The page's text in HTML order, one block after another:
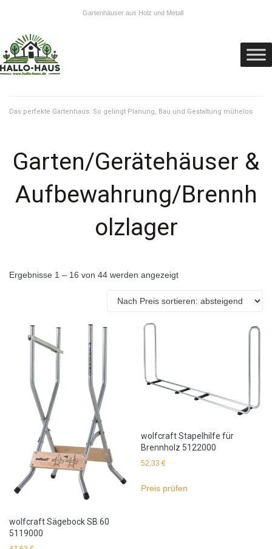
Gartenhäuser aus Holz und Metall
Das perfekte Gartenhaus: So gelingt Planung, Bau und Gestaltung mühelos
Garten/Gerätehäuser &
Aufbewahrung/Brennh
olzlager
Ergebnisse 1 – 16 von 44 werden angezeigt
wolfcraft Sägebock SB 60
5119000
wolfcraft Stapelhilfe für
Brennholz 5122000
52,33€
Preis prüfen